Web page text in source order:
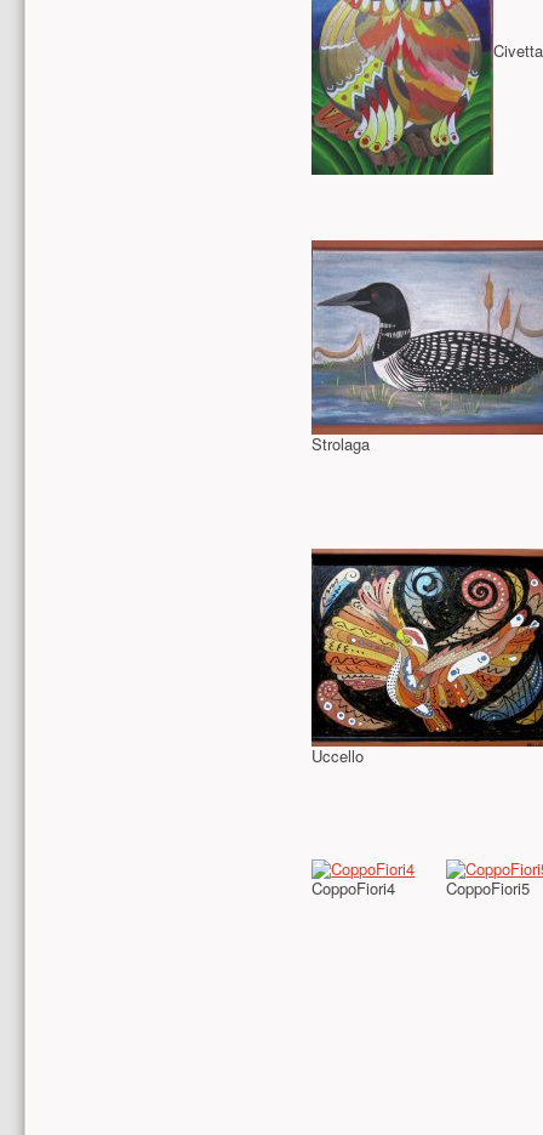
Civetta
Strolaga
Uccello
CoppoFiori4 CoppoFiori5